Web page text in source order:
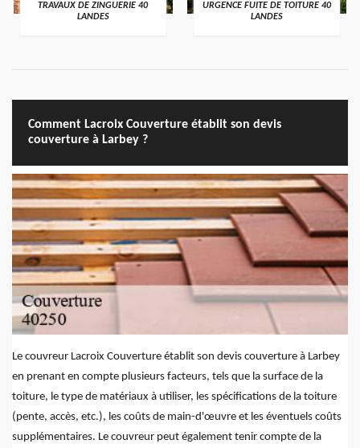
TRAVAUX DE ZINGUERIE 40
LANDES
URGENCE FUITE DE TOITURE 40
LANDES
Comment Lacroix Couverture établit son devis
couverture à Larbey ?
Le couvreur Lacroix Couverture établit son devis couverture à Larbey
en prenant en compte plusieurs facteurs, tels que la surface de la
toiture, le type de matériaux à utiliser, les spécifications de la toiture
(pente, accès, etc.), les coûts de main-d'œuvre et les éventuels coûts
supplémentaires. Le couvreur peut également tenir compte de la